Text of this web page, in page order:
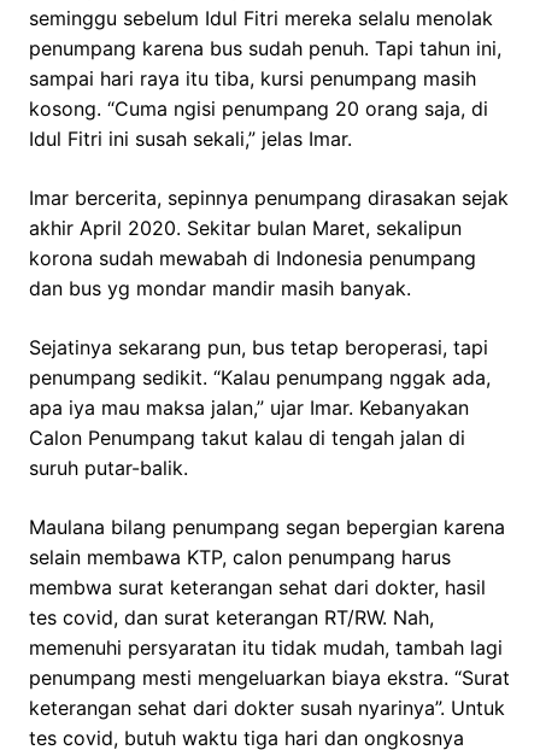
seminggu sebelum Idul Fitri mereka selalu menolak
penumpang karena bus sudah penuh. Tapi tahun ini,
sampai hari raya itu tiba, kursi penumpang masih
kosong. “Cuma ngisi penumpang 20 orang saja, di
Idul Fitri ini susah sekali,” jelas Imar.
Imar bercerita, sepinnya penumpang dirasakan sejak
akhir April 2020. Sekitar bulan Maret, sekalipun
korona sudah mewabah di Indonesia penumpang
dan bus yg mondar mandir masih banyak.
Sejatinya sekarang pun, bus tetap beroperasi, tapi
penumpang sedikit. “Kalau penumpang nggak ada,
apa iya mau maksa jalan,” ujar Imar. Kebanyakan
Calon Penumpang takut kalau di tengah jalan di
suruh putar-balik.
Maulana bilang penumpang segan bepergian karena
selain membawa KTP, calon penumpang harus
membwa surat keterangan sehat dari dokter, hasil
tes covid, dan surat keterangan RT/RW. Nah,
memenuhi persyaratan itu tidak mudah, tambah lagi
penumpang mesti mengeluarkan biaya ekstra. “Surat
keterangan sehat dari dokter susah nyarinya”. Untuk
tes covid, butuh waktu tiga hari dan ongkosnya